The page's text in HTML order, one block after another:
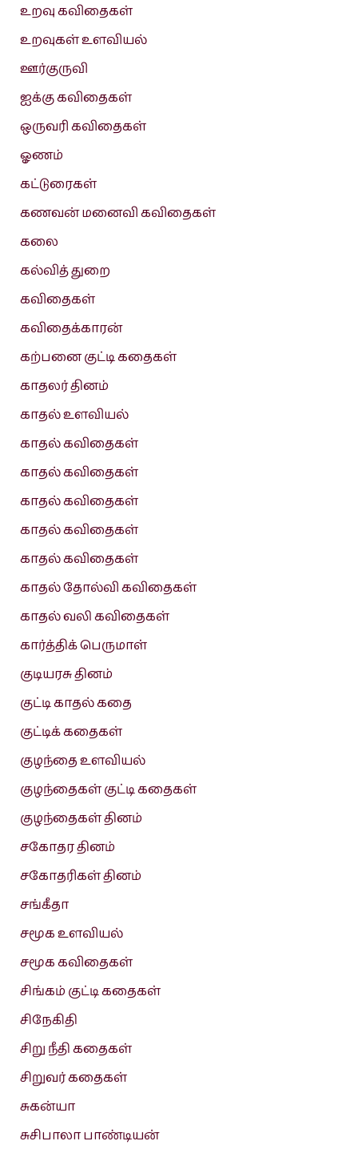
உறவு கவிதைகள்
உறவுகள் உளவியல்
ஊர்குருவி
ஐக்கு கவிதைகள்
ஒருவரி கவிதைகள்
ஓணம்
கட்டுரைகள்
கணவன் மனைவி கவிதைகள்
கலை
கல்வித் துறை
கவிதைகள்
கவிதைக்காரன்
கற்பனை குட்டி கதைகள்
காதலர் தினம்
காதல் உளவியல்
காதல் கவிதைகள்
காதல் கவிதைகள்
காதல் கவிதைகள்
காதல் கவிதைகள்
காதல் கவிதைகள்
காதல் தோல்வி கவிதைகள்
காதல் வலி கவிதைகள்
கார்த்திக் பெருமாள்
குடியரசு தினம்
குட்டி காதல் கதை
குட்டிக் கதைகள்
குழந்தை உளவியல்
குழந்தைகள் குட்டி கதைகள்
குழந்தைகள் தினம்
சகோதர தினம்
சகோதரிகள் தினம்
சங்கீதா
சமூக உளவியல்
சமூக கவிதைகள்
சிங்கம் குட்டி கதைகள்
சிநேகிதி
சிறு நீதி கதைகள்
சிறுவர் கதைகள்
சுகன்யா
சுசிபாலா பாண்டியன்